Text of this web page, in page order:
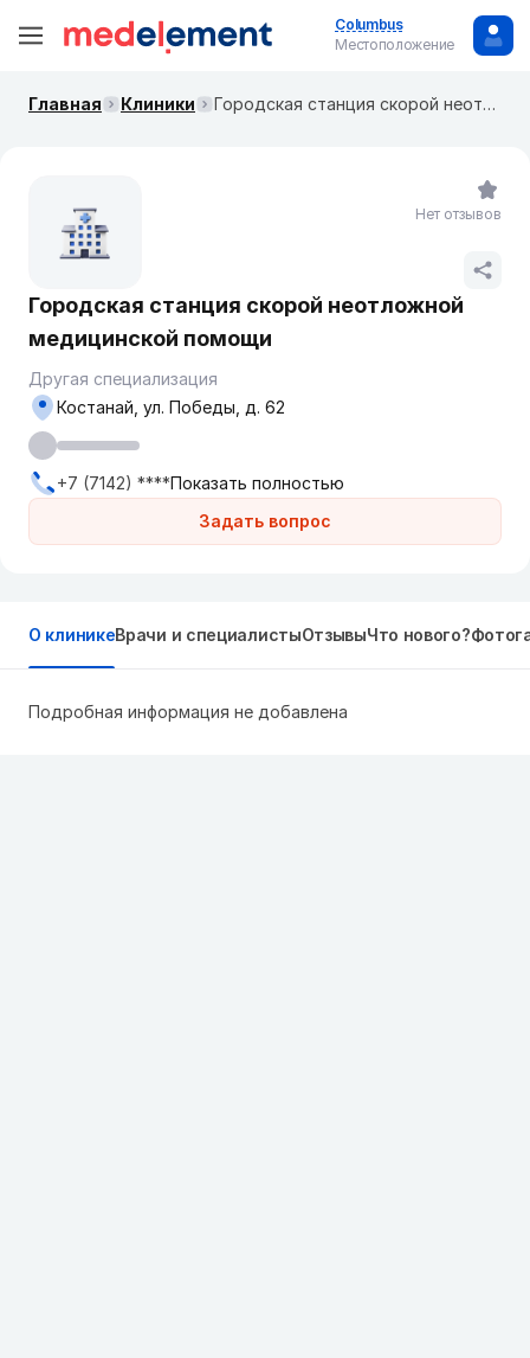
Columbus
Местоположение
Главная Клиники Городская станция скорой неотложной медицинской помощи
Городская станция скорой неотложной
медицинской помощи
Другая специализация
Задать вопрос
Костанай, ул. Победы, д. 62
+7 (7142) ****Показать полностью
Нет отзывов
О клиникеВрачи и специалистыОтзывыЧто нового?
Подробная информация не добавлена